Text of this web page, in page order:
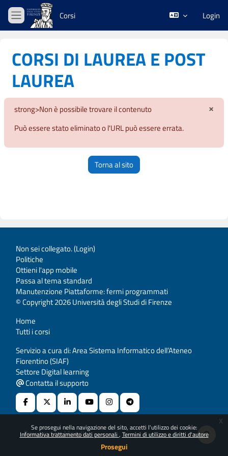
Vai al contenuto principale
Se prosegui nella navigazione del sito, accetti l'utilizzo dei cookie:
Informativa trattamento dati personali Termini di utilizzo e diritti d'autore
Prosegui
x
Pannello laterale
Corsi Login
CORSI DI LAUREA E POST
LAUREA
strong>Non è possibile trovare il contenuto
Può essere stato eliminato o l'URL può essere errata.
×
Torna al sito
Non sei collegato. (Login)
Politiche
Ottieni l'app mobile
Passa al tema standard
Manutenzione Piattaforme: fermi programmati
© Copyright 2026 Università degli Studi di Firenze
Home
Tutti i corsi
Servizio a cura di: Area Sistema Informatico dell’Ateneo
Fiorentino (SIAF)
Settore Digital learning
Contatta il supporto
Powered byMoodle